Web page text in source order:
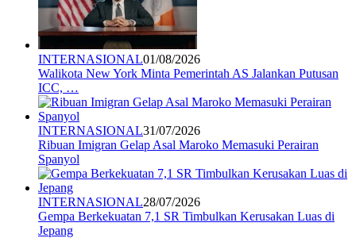
INTERNASIONAL01/08/2026
Walikota New York Minta Pemerintah AS Jalankan Putusan
ICC, …
INTERNASIONAL31/07/2026
Ribuan Imigran Gelap Asal Maroko Memasuki Perairan
Spanyol
INTERNASIONAL28/07/2026
Gempa Berkekuatan 7,1 SR Timbulkan Kerusakan Luas di
Jepang